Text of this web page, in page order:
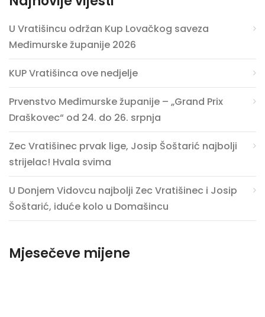
U Vratišincu održan Kup Lovačkog saveza
Međimurske županije 2026
KUP Vratišinca ove nedjelje
Prvenstvo Međimurske županije – „Grand Prix
Draškovec“ od 24. do 26. srpnja
Zec Vratišinec prvak lige, Josip Šoštarić najbolji
strijelac! Hvala svima
U Donjem Vidovcu najbolji Zec Vratišinec i Josip
Šoštarić, iduće kolo u Domašincu
Mjesečeve mijene